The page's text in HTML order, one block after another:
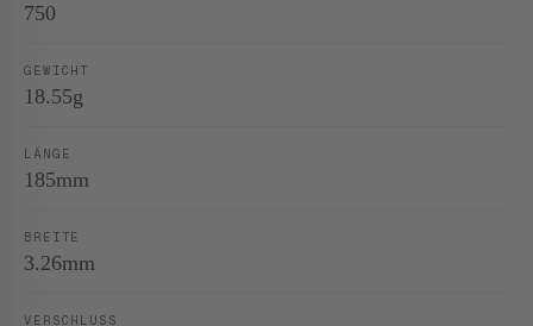
750
GEWICHT
18.55g
LÄNGE
185mm
BREITE
3.26mm
VERSCHLUSS